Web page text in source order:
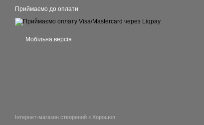
Приймаємо до оплати
Мобільна версія
Інтернет-магазин створений з Хорошоп